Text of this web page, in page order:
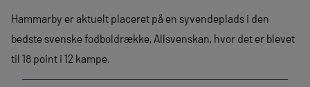
Hammarby er aktuelt placeret på en syvendeplads i den
bedste svenske fodboldrække, Allsvenskan, hvor det er blevet
til 18 point i 12 kampe.